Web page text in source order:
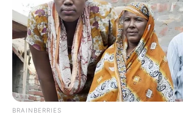
Serem! 9 Chat Ojek Online &
Pelanggan Ini Bikin Auto
Merinding
BRAINBERRIES